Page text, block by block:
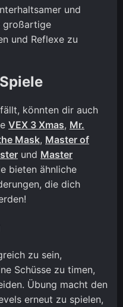
und
großartige
und Reflexe zu
könnten dir auch
VEX 3 Xmas, Mr.
Mask, Master of
und Master
bieten ähnliche
die dich
zu sein,
Schüsse zu timen,
Übung macht den
erneut zu spielen,